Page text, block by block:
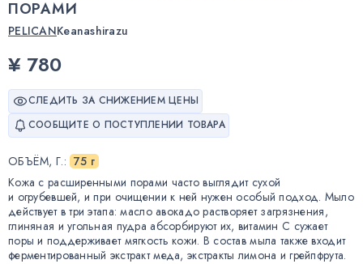
ПОРАМИ
PELICANKeanashirazu
¥ 780
СЛЕДИТЬ ЗА СНИЖЕНИЕМ ЦЕНЫ
СООБЩИТЕ О ПОСТУПЛЕНИИ ТОВАРА
ОБЪЁМ, Г.: 75 г
Кожа с расширенными порами часто выглядит сухой
и огрубевшей, и при очищении к ней нужен особый подход. Мыло
действует в три этапа: масло авокадо растворяет загрязнения,
глиняная и угольная пудра абсорбируют их, витамин С сужает
поры и поддерживает мягкость кожи. В состав мыла также входит
ферментированный экстракт меда, экстракты лимона и грейпфрута.